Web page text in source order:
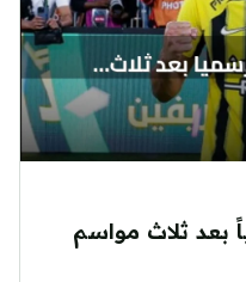
بعد ثلاث مواسم